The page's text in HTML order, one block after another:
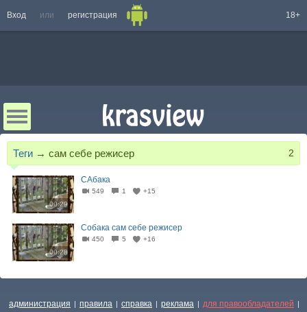
Вход или регистрация 18+
Теги → сам себе режисер 2
00:29
САбака
549 1 +15
00:28
Собака сам себе режисер
450 5 +16
администрация | правила | справка | реклама | для правообладателей |